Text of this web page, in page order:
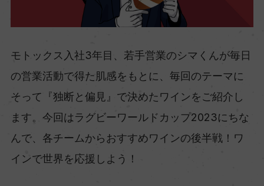
モトックス入社3年目、若手営業のシマくんが毎日
の営業活動で得た肌感をもとに、毎回のテーマに
そって『独断と偏見』で決めたワインをご紹介し
ます。今回はラグビーワールドカップ2023にちな
んで、各チームからおすすめワインの後半戦！ワ
インで世界を応援しよう！